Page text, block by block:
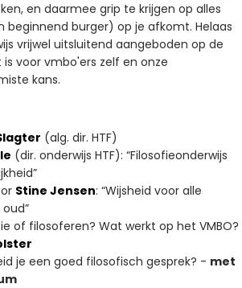
en daarmee grip te krijgen op alles
beginnend burger) op je afkomt. Helaas
vrijwel uitsluitend aangeboden op de
voor vmbo'ers zelf en onze
kans.
(alg. dir. HTF)
(dir. onderwijs HTF): “Filosofieonderwijs
Stine Jensen: “Wijsheid voor alle
of filosoferen? Wat werkt op het VMBO?
je een goed filosofisch gesprek? - met